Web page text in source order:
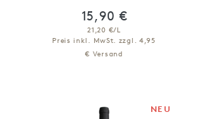
15,90 €
21,20 €/L
Preis inkl. MwSt. zzgl. 4,95
€ Versand
NEU